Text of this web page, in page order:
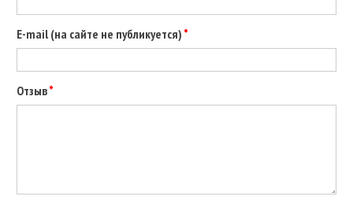
E-mail (на сайте не публикуется)
Отзыв